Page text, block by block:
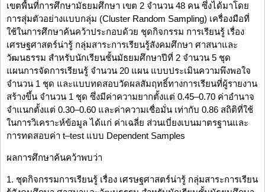
เขตพื้นที่การศึกษามัธยมศึกษา เขต 2 จำนวน 48 คน ซึ่งได้มาโดย
การสุ่มตัวอย่างแบบกลุ่ม (Cluster Random Sampling) เครื่องมือที่
ใช้ในการศึกษาค้นคว้าประกอบด้วย ชุดกิจกรรม การเรียนรู้ เรื่อง
เศรษฐศาสตร์น่ารู้ กลุ่มสาระการเรียนรู้สังคมศึกษา ศาสนาและ
วัฒนธรรม สำหรับนักเรียนชั้นมัธยมศึกษาปีที่ 2 จำนวน 5 ชุด
แผนการจัดการเรียนรู้ จำนวน 20 แผน แบบประเมินความพึงพอใจ
จำนวน 1 ชุด และแบบทดสอบวัดผลสัมฤทธิ์ทางการเรียนที่ผู้รายงาน
สร้างขึ้น จำนวน 1 ชุด ซึ่งมีค่าความยากตั้งแต่ 0.45–0.70 ค่าอำนาจ
จำแนกตั้งแต่ 0.30–0.60 และค่าความเชื่อมั่น เท่ากับ 0.86 สถิติที่ใช้
ในการวิเคราะห์ข้อมูล ได้แก่ ค่าเฉลี่ย ส่วนเบี่ยงเบนมาตรฐานและ
การทดสอบค่า t–test แบบ Dependent Samples
ผลการศึกษาค้นคว้าพบว่า
1. ชุดกิจกรรมการเรียนรู้ เรื่อง เศรษฐศาสตร์น่ารู้ กลุ่มสาระการเรียน